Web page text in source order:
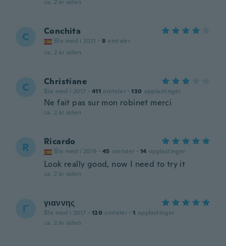
ca. 2 år siden
C Conchita
Ble med i 2021 · 8 omtaler
ca. 2 år siden
C Christiane
Ble med i 2017 · 411 omtaler · 130 opplastinger
Ne fait pas sur mon robinet merci
ca. 2 år siden
R Ricardo
Ble med i 2019 · 45 omtaler · 14 opplastinger
Look really good, now I need to try it
ca. 2 år siden
Γ γιαννης
Ble med i 2017 · 120 omtaler · 1 opplastinger
ca. 2 år siden